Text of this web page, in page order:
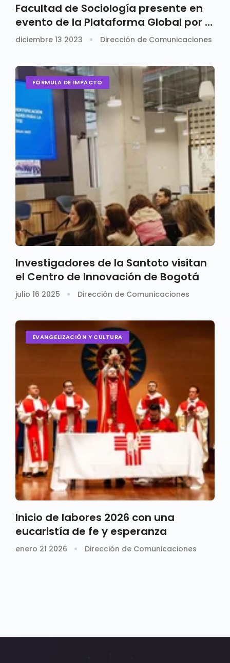
Facultad de Sociología presente en
evento de la Plataforma Global por el
Derecho a la Ciudad
diciembre 13 2023 Dirección de Comunicaciones
FÓRMULA DE IMPACTO
Investigadores de la Santoto visitan
el Centro de Innovación de Bogotá
julio 16 2025 Dirección de Comunicaciones
EVANGELIZACIÓN Y CULTURA
Inicio de labores 2026 con una
eucaristía de fe y esperanza
enero 21 2026 Dirección de Comunicaciones